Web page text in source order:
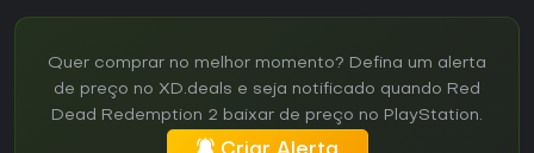
Quer comprar no melhor momento? Defina um alerta
de preço no XD.deals e seja notificado quando Red
Dead Redemption 2 baixar de preço no PlayStation.